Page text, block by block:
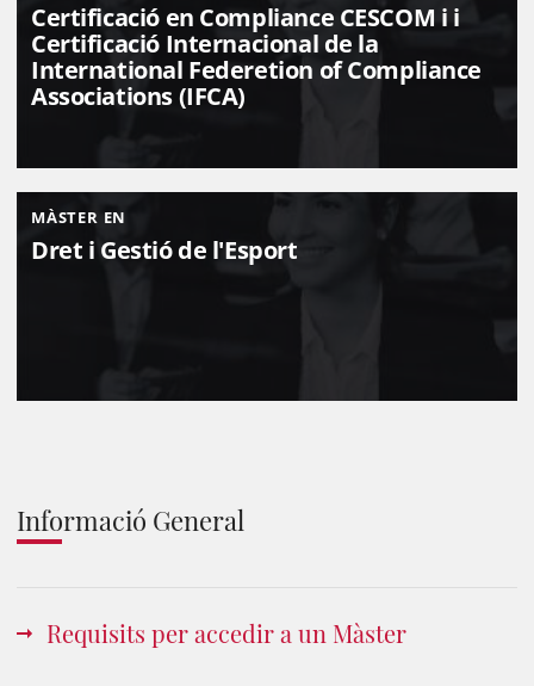
Certificació en Compliance CESCOM i i
Certificació Internacional de la
International Federetion of Compliance
Associations (IFCA)
MÀSTER EN
Dret i Gestió de l'Esport
Informació General
Requisits per accedir a un Màster